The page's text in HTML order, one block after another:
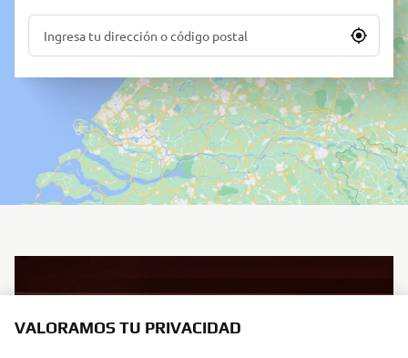
VALORAMOS TU PRIVACIDAD